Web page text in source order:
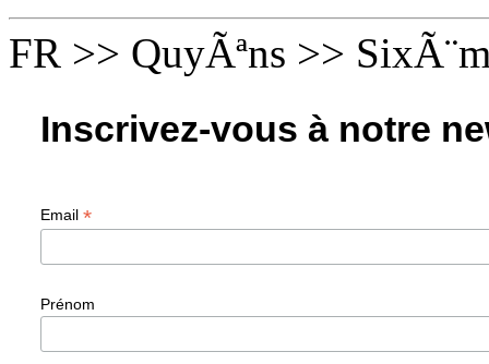
FR >> QuyÃªns >>
Inscrivez-vous à notre
Email *
Prénom